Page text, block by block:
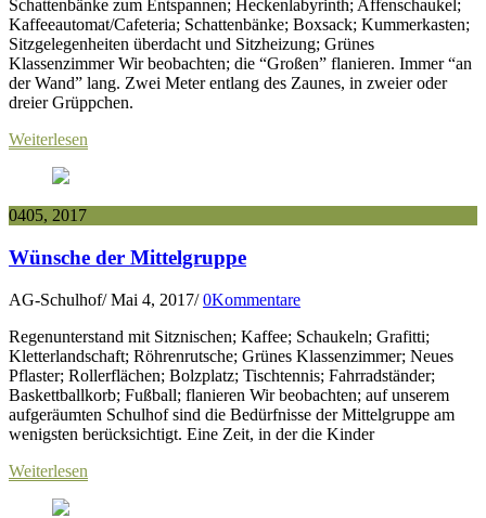
Schattenbänke zum Entspannen; Heckenlabyrinth; Affenschaukel;
Kaffeeautomat/Cafeteria; Schattenbänke; Boxsack; Kummerkasten;
Sitzgelegenheiten überdacht und Sitzheizung; Grünes
Klassenzimmer Wir beobachten; die “Großen” flanieren. Immer “an
der Wand” lang. Zwei Meter entlang des Zaunes, in zweier oder
dreier Grüppchen.
Weiterlesen
0405, 2017
Wünsche der Mittelgruppe
AG-Schulhof/ Mai 4, 2017/ 0Kommentare
Regenunterstand mit Sitznischen; Kaffee; Schaukeln; Grafitti;
Kletterlandschaft; Röhrenrutsche; Grünes Klassenzimmer; Neues
Pflaster; Rollerflächen; Bolzplatz; Tischtennis; Fahrradständer;
Baskettballkorb; Fußball; flanieren Wir beobachten; auf unserem
aufgeräumten Schulhof sind die Bedürfnisse der Mittelgruppe am
wenigsten berücksichtigt. Eine Zeit, in der die Kinder
Weiterlesen